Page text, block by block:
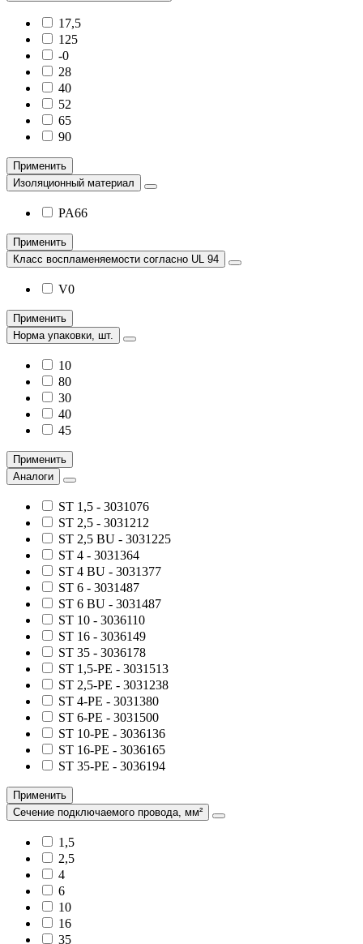
17,5
125
-0
28
40
52
65
90
Применить
Изоляционный материал
PA66
Применить
Класс воспламеняемости согласно UL 94
V0
Применить
Норма упаковки, шт.
10
80
30
40
45
Применить
Аналоги
ST 1,5 - 3031076
ST 2,5 - 3031212
ST 2,5 BU - 3031225
ST 4 - 3031364
ST 4 BU - 3031377
ST 6 - 3031487
ST 6 BU - 3031487
ST 10 - 3036110
ST 16 - 3036149
ST 35 - 3036178
ST 1,5-PE - 3031513
ST 2,5-PE - 3031238
ST 4-PE - 3031380
ST 6-PE - 3031500
ST 10-PE - 3036136
ST 16-PE - 3036165
ST 35-PE - 3036194
Применить
Сечение подключаемого провода, мм²
1,5
2,5
4
6
10
16
35